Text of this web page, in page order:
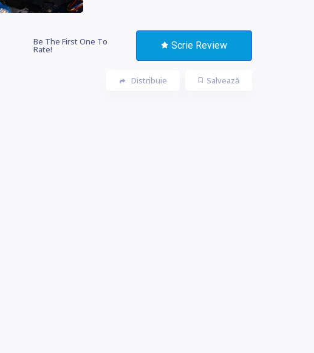
Be The First One To
Rate! Scrie Review
Salvează
Distribuie